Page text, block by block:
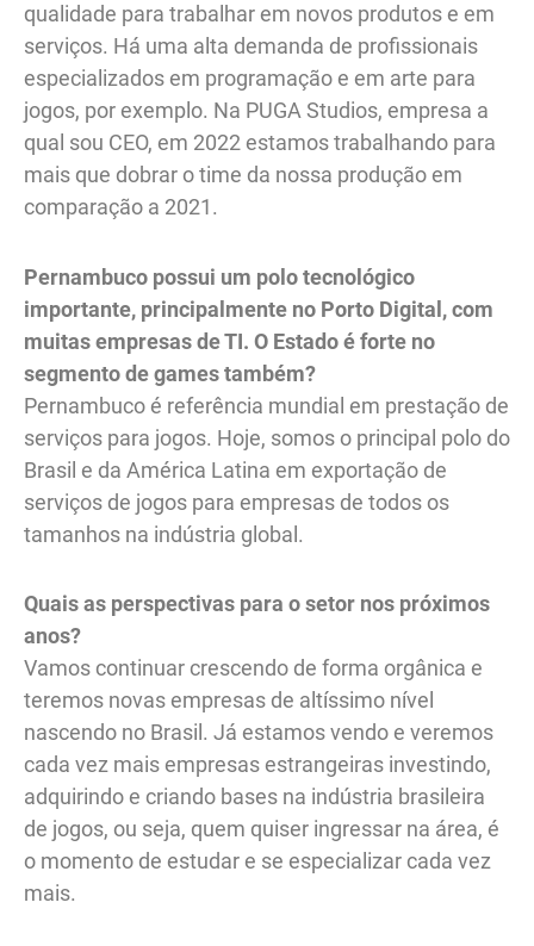
qualidade para trabalhar em novos produtos e em
serviços. Há uma alta demanda de profissionais
especializados em programação e em arte para
jogos, por exemplo. Na PUGA Studios, empresa a
qual sou CEO, em 2022 estamos trabalhando para
mais que dobrar o time da nossa produção em
comparação a 2021.
Pernambuco possui um polo tecnológico
importante, principalmente no Porto Digital, com
muitas empresas de TI. O Estado é forte no
segmento de games também?
Pernambuco é referência mundial em prestação de
serviços para jogos. Hoje, somos o principal polo do
Brasil e da América Latina em exportação de
serviços de jogos para empresas de todos os
tamanhos na indústria global.
Quais as perspectivas para o setor nos próximos
anos?
Vamos continuar crescendo de forma orgânica e
teremos novas empresas de altíssimo nível
nascendo no Brasil. Já estamos vendo e veremos
cada vez mais empresas estrangeiras investindo,
adquirindo e criando bases na indústria brasileira
de jogos, ou seja, quem quiser ingressar na área, é
o momento de estudar e se especializar cada vez
mais.